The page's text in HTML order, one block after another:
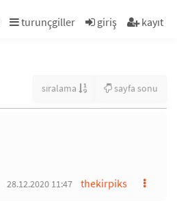
turunçgiller giriş kayıt
sıralama sayfa sonu
thekirpiks
28.12.2020 11:47